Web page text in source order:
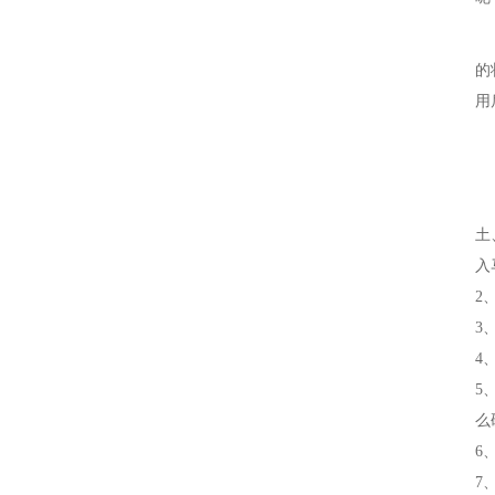
的
用
土
入
2
3
4
5
么
6
7